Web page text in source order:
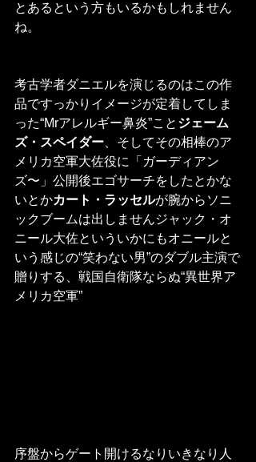
とあるという方もいるかもしれません
ね。
考古学者ダニエルを演じるのはこの作
品ですっかりイメージが定着してしま
った“Mrアレルギー鼻炎”こと ジェーム
ズ・スペイダー 、そしてその相棒のア
メリカ空軍大佐役に「ガーディアン
ズ〜」公開後エゴサーチをしたとかな
いとかカート・ラッセルが腕からソニ
ックブームは出しませんジャック・オ
ニール大佐といういかにもオニールと
いう感じの“笑わない男”のダブル主演で
贈りする、戦国自衛隊ならぬ“異世界ア
メリカ空軍”
序盤からゲート開けるなりいきなり人